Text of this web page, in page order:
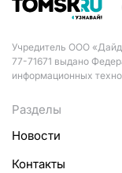
Учредитель ООО
77-71671 выдано
информационных
Разделы
Новости
Контакты